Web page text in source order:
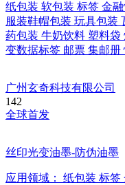
纸包装 软包装 标签 金
服装鞋帽包装 玩具包装
药包装 牛奶饮料 塑料袋
变数据标签 邮票 集邮册
广州玄奇科技有限公司
142
全球首发
丝印光变油墨-防伪油墨
应用领域： 纸包装 标签